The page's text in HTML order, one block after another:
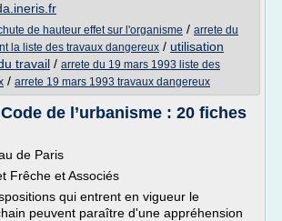
de hauteur effet sur l'organisme / arrete du
la liste des travaux dangereux / utilisation
travail / arrete du 19 mars 1993 liste des
/ arrete 19 mars 1993 travaux dangereux
de l’urbanisme : 20 fiches
de Paris
Frêche et Associés
qui entrent en vigueur le
peuvent paraître d'une appréhension